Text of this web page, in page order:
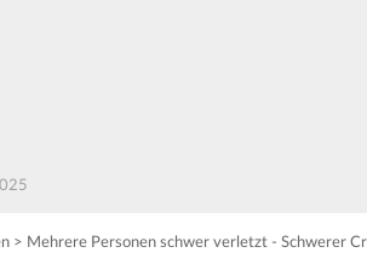
> Mehrere Personen schwer verletzt - Schwerer